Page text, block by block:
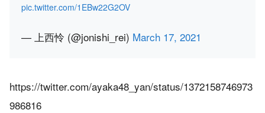
pic.twitter.com/1EBw22G2OV
— 上西怜 (@jonishi_rei) March 17, 2021
https://twitter.com/ayaka48_yan/status/1372158746973
986816